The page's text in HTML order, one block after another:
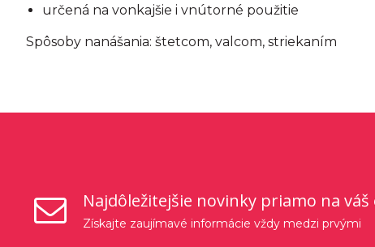
určená na vonkajšie i vnútorné použitie
Spôsoby nanášania: štetcom, valcom, striekaním
Najdôležitejšie novinky priamo na váš
Získajte zaujímavé informácie vždy medzi prvými